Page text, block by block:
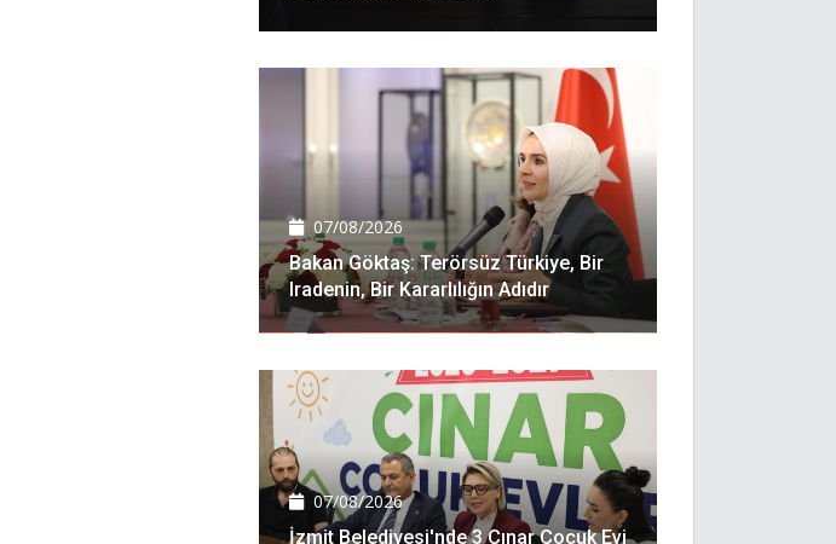
07/08/2026
Bakan Göktaş: Terörsüz Türkiye, Bir
Iradenin, Bir Kararlılığın Adıdır
07/08/2026
İzmit Belediyesi'nde 3 Çınar Çocuk Evi